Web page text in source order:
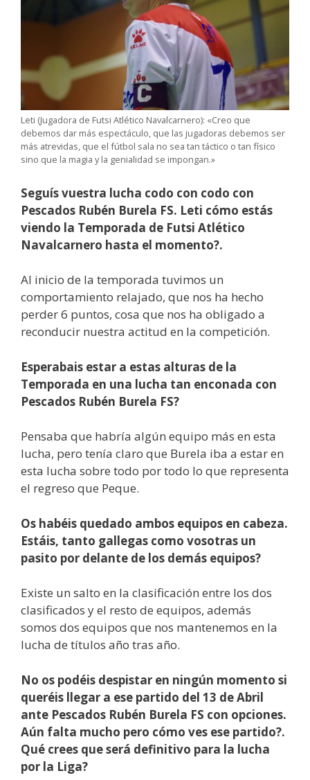
Leti (Jugadora de Futsi Atlético Navalcarnero): «Creo que
debemos dar más espectáculo, que las jugadoras debemos ser
más atrevidas, que el fútbol sala no sea tan táctico o tan físico
sino que la magia y la genialidad se impongan.»
Seguís vuestra lucha codo con codo con
Pescados Rubén Burela FS. Leti cómo estás
viendo la Temporada de Futsi Atlético
Navalcarnero hasta el momento?.
Al inicio de la temporada tuvimos un
comportamiento relajado, que nos ha hecho
perder 6 puntos, cosa que nos ha obligado a
reconducir nuestra actitud en la competición.
Esperabais estar a estas alturas de la
Temporada en una lucha tan enconada con
Pescados Rubén Burela FS?
Pensaba que habría algún equipo más en esta
lucha, pero tenía claro que Burela iba a estar en
esta lucha sobre todo por todo lo que representa
el regreso que Peque.
Os habéis quedado ambos equipos en cabeza.
Estáis, tanto gallegas como vosotras un
pasito por delante de los demás equipos?
Existe un salto en la clasificación entre los dos
clasificados y el resto de equipos, además
somos dos equipos que nos mantenemos en la
lucha de títulos año tras año.
No os podéis despistar en ningún momento si
queréis llegar a ese partido del 13 de Abril
ante Pescados Rubén Burela FS con opciones.
Aún falta mucho pero cómo ves ese partido?.
Qué crees que será definitivo para la lucha
por la Liga?